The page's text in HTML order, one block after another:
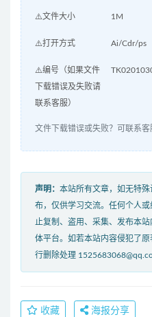
⚠️文件大小 1M
⚠️打开方式 Ai/Cdr/ps
⚠️编号（如果文件
下载错误及失败请
联系客服）
文件下载错误或失败？可联系客
声明： 本站所有文章，如无特
布，仅供学习交流。任何个人
止复制、盗用、采集、发布本
体平台。如若本站内容侵犯了
行删除处理
收藏 海报分享